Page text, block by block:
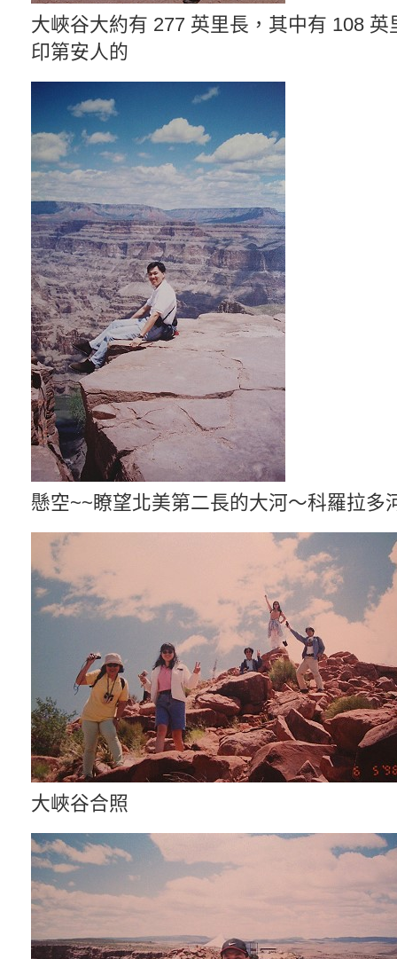
大峽谷大約有 277 英里長，其中有 108 英
印第安人的
懸空~~瞭望北美第二長的大河～科羅拉多
大峽谷合照